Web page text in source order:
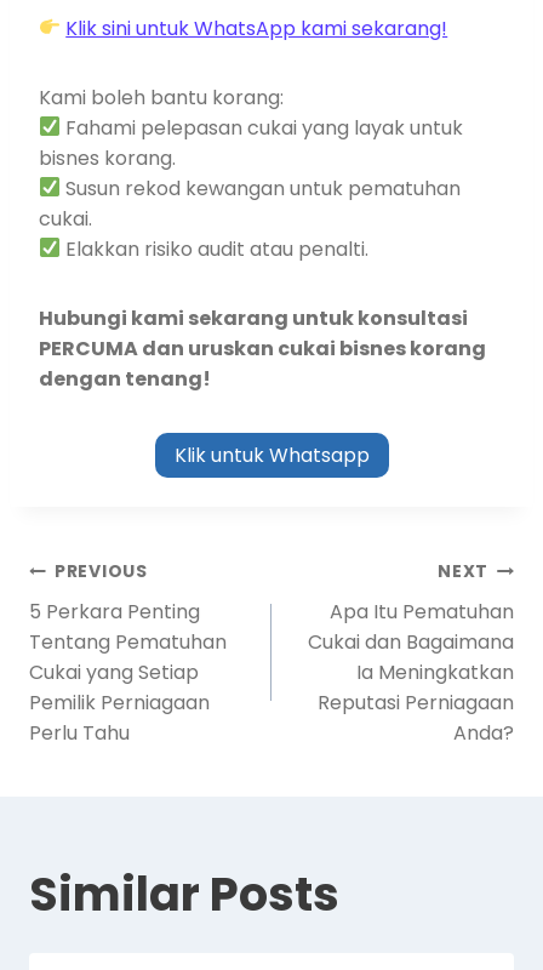
Klik sini untuk WhatsApp kami sekarang!
Kami boleh bantu korang:
Fahami pelepasan cukai yang layak untuk
bisnes korang.
Susun rekod kewangan untuk pematuhan
cukai.
Elakkan risiko audit atau penalti.
Hubungi kami sekarang untuk konsultasi
PERCUMA dan uruskan cukai bisnes korang
dengan tenang!
Klik untuk Whatsapp
PREVIOUS
5 Perkara Penting
Tentang Pematuhan
Cukai yang Setiap
Pemilik Perniagaan
Perlu Tahu
NEXT
Apa Itu Pematuhan
Cukai dan Bagaimana
Ia Meningkatkan
Reputasi Perniagaan
Anda?
Similar Posts